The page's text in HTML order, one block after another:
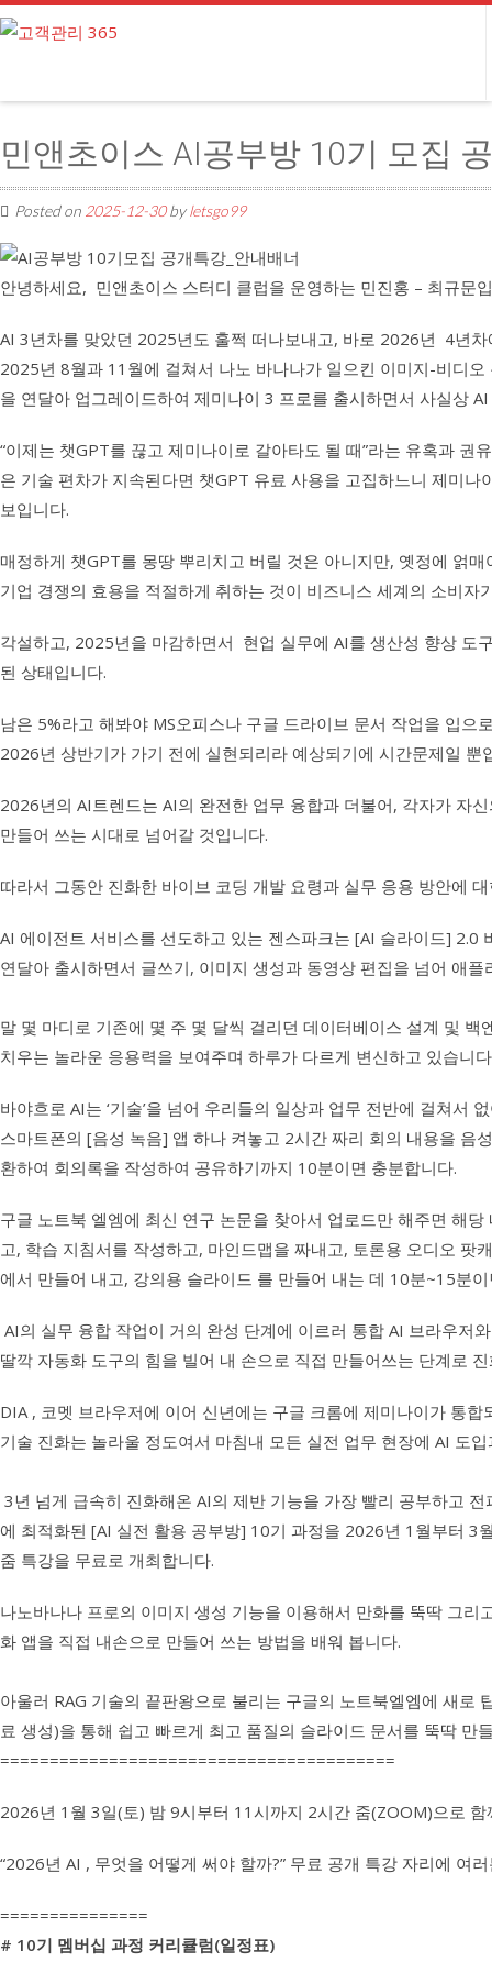
민앤초이스 AI공부방 10기 모집
Posted on 2025-12-30byletsgo99
안녕하세요, 민앤초이스 스터디 클럽을 운영하는 민진홍 – 최규문
AI 3년차를 맞았던 2025년도 훌쩍 떠나보내고, 바로 2026년 4년차
2025년 8월과 11월에 걸쳐서 나노 바나나가 일으킨 이미지-비디
을 연달아 업그레이드하여 제미나이 3 프로를 출시하면서 사실상
“이제는 챗GPT를 끊고 제미나이로 갈아타도 될 때”라는 유혹과 권
은 기술 편차가 지속된다면 챗GPT 유료 사용을 고집하느니 제미
보입니다.
매정하게 챗GPT를 몽땅 뿌리치고 버릴 것은 아니지만, 옛정에 얽
기업 경쟁의 효용을 적절하게 취하는 것이 비즈니스 세계의 소비자
각설하고, 2025년을 마감하면서 현업 실무에 AI를 생산성 향상 도
된 상태입니다.
남은 5%라고 해봐야 MS오피스나 구글 드라이브 문서 작업을 입으
2026년 상반기가 가기 전에 실현되리라 예상되기에 시간문제일 뿐
2026년의 AI트렌드는 AI의 완전한 업무 융합과 더불어, 각자가 자
만들어 쓰는 시대로 넘어갈 것입니다.
따라서 그동안 진화한 바이브 코딩 개발 요령과 실무 응용 방안에
AI 에이전트 서비스를 선도하고 있는 젠스파크는 [AI 슬라이드]
연달아 출시하면서 글쓰기, 이미지 생성과 동영상 편집을 넘어 애
말 몇 마디로 기존에 몇 주 몇 달씩 걸리던 데이터베이스 설계 및
치우는 놀라운 응용력을 보여주며 하루가 다르게 변신하고 있습니
바야흐로 AI는 ‘기술’을 넘어 우리들의 일상과 업무 전반에 걸쳐서
스마트폰의 [음성 녹음] 앱 하나 켜놓고 2시간 짜리 회의 내용을 음
환하여 회의록을 작성하여 공유하기까지 10분이면 충분합니다.
구글 노트북 엘엠에 최신 연구 논문을 찾아서 업로드만 해주면 해
고, 학습 지침서를 작성하고, 마인드맵을 짜내고, 토론용 오디오 팟
에서 만들어 내고, 강의용 슬라이드 를 만들어 내는 데 10분~15분
AI의 실무 융합 작업이 거의 완성 단계에 이르러 통합 AI 브라우저
딸깍 자동화 도구의 힘을 빌어 내 손으로 직접 만들어쓰는 단계로
DIA , 코멧 브라우저에 이어 신년에는 구글 크롬에 제미나이가 통
기술 진화는 놀라울 정도여서 마침내 모든 실전 업무 현장에 AI 도
3년 넘게 급속히 진화해온 AI의 제반 기능을 가장 빨리 공부하고
에 최적화된 [AI 실전 활용 공부방] 10기 과정을 2026년 1월부터 3
줌 특강을 무료로 개최합니다.
나노바나나 프로의 이미지 생성 기능을 이용해서 만화를 뚝딱 그
화 앱을 직접 내손으로 만들어 쓰는 방법을 배워 봅니다.
아울러 RAG 기술의 끝판왕으로 불리는 구글의 노트북엘엠에 새로
료 생성)을 통해 쉽고 빠르게 최고 품질의 슬라이드 문서를 뚝딱
========================================
2026년 1월 3일(토) 밤 9시부터 11시까지 2시간 줌(ZOOM)으로 함
“2026년 AI , 무엇을 어떻게 써야 할까?” 무료 공개 특강 자리에 여
===============
# 10기 멤버십 과정 커리큘럼(일정표)